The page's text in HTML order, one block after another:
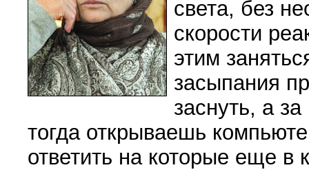
света, без
скорости
этим
засыпания
заснуть, а
тогда открываешь
ответить на которые еще в